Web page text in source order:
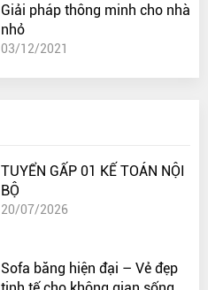
Giải pháp thông minh cho nhà
nhỏ
03/12/2021
TUYỂN GẤP 01 KẾ TOÁN NỘI
BỘ
20/07/2026
Sofa băng hiện đại – Vẻ đẹp